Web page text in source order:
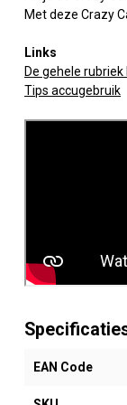
Met deze Crazy
Links
De gehele rubriek
Tips accugebruik
EAN Code